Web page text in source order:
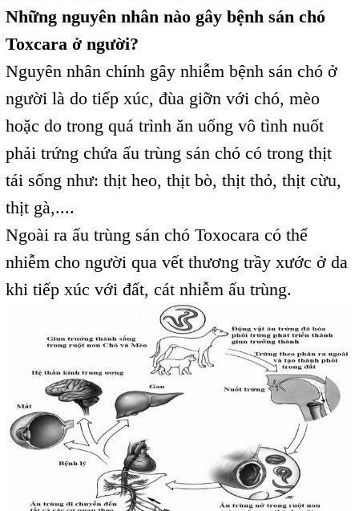
Những nguyên nhân nào gây bệnh sán chó
Toxcara ở người?
Nguyên nhân chính gây nhiễm bệnh sán chó ở
người là do tiếp xúc, đùa giỡn với chó, mèo
hoặc do trong quá trình ăn uống vô tình nuốt
phải trứng chứa ấu trùng sán chó có trong thịt
tái sống như: thịt heo, thịt bò, thịt thỏ, thịt cừu,
thịt gà,....
Ngoài ra ấu trùng sán chó Toxocara có thể
nhiễm cho người qua vết thương trầy xước ở da
khi tiếp xúc với đất, cát nhiễm ấu trùng.